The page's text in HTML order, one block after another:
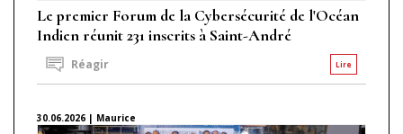
Le premier Forum de la Cybersécurité de l'Océan
Indien réunit 231 inscrits à Saint-André
Lire
Réagir
30.06.2026 | Maurice